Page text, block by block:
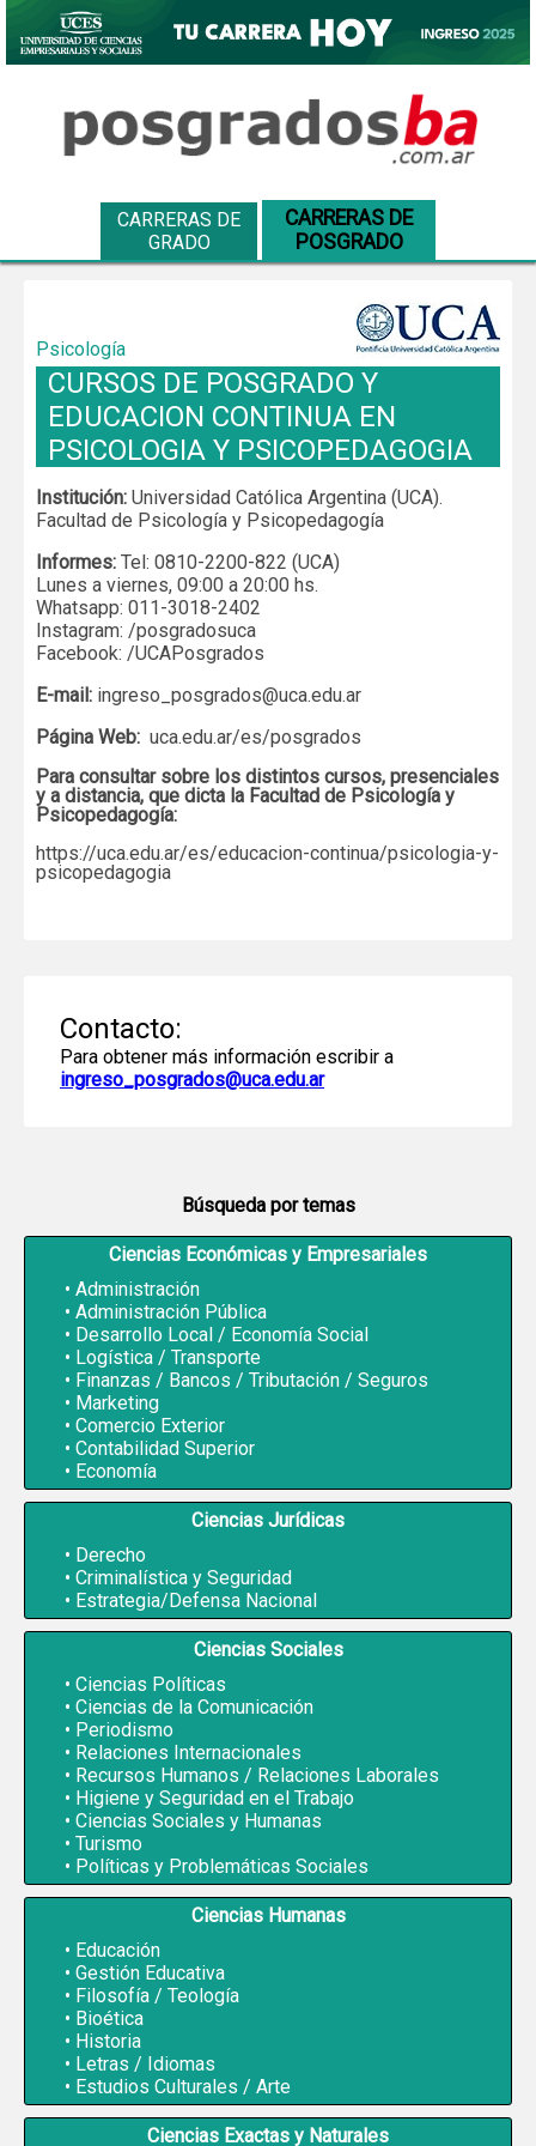
CARRERAS DE
GRADO
CARRERAS DE
POSGRADO
Búsqueda por temas
Ciencias Económicas y Empresariales
Administración
Administración Pública
Desarrollo Local / Economía Social
Logística / Transporte
Finanzas / Bancos / Tributación / Seguros
Marketing
Comercio Exterior
Contabilidad Superior
Economía
Ciencias Jurídicas
Derecho
Criminalística y Seguridad
Estrategia/Defensa Nacional
Ciencias Sociales
Ciencias Políticas
Ciencias de la Comunicación
Periodismo
Relaciones Internacionales
Recursos Humanos / Relaciones Laborales
Higiene y Seguridad en el Trabajo
Ciencias Sociales y Humanas
Turismo
Políticas y Problemáticas Sociales
Ciencias Humanas
Educación
Gestión Educativa
Filosofía / Teología
Bioética
Historia
Letras / Idiomas
Estudios Culturales / Arte
Ciencias Exactas y Naturales
Psicología
CURSOS DE POSGRADO Y
EDUCACION CONTINUA EN
PSICOLOGIA Y PSICOPEDAGOGIA
Institución: Universidad Católica Argentina (UCA).
Facultad de Psicología y Psicopedagogía
Informes: Tel: 0810-2200-822 (UCA)
Lunes a viernes, 09:00 a 20:00 hs.
Whatsapp: 011-3018-2402
Instagram: /posgradosuca
Facebook: /UCAPosgrados
E-mail: ingreso_posgrados@uca.edu.ar
Página Web: uca.edu.ar/es/posgrados
Para consultar sobre los distintos cursos, presenciales
y a distancia, que dicta la Facultad de Psicología y
Psicopedagogía:
https://uca.edu.ar/es/educacion-continua/psicologia-y-
psicopedagogia
Contacto:
Para obtener más información escribir a
ingreso_posgrados@uca.edu.ar